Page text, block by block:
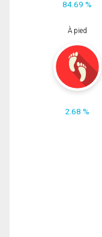
84.69 %
À pied
2.68 %